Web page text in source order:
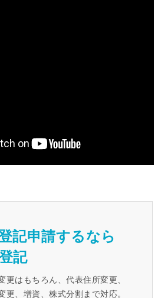
記申請するなら
記
更はもちろん、代表住所変更、
更、増資、株式分割まで対応。